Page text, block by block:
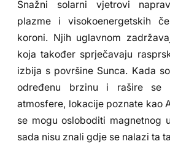
Snažni solarni vjetrovi
plazme i visokoenergetskih
koroni. Njih uglavnom
koja također sprječavaju
izbija s površine Sunca. Kada
određenu brzinu i rašire se
atmosfere, lokacije poznate kao
se mogu osloboditi magnetnog
sada nisu znali gdje se nalazi ta